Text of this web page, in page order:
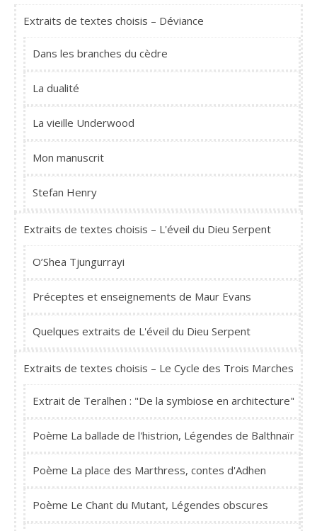
Extraits de textes choisis – Déviance
Dans les branches du cèdre
La dualité
La vieille Underwood
Mon manuscrit
Stefan Henry
Extraits de textes choisis – L'éveil du Dieu Serpent
O’Shea Tjungurrayi
Préceptes et enseignements de Maur Evans
Quelques extraits de L'éveil du Dieu Serpent
Extraits de textes choisis – Le Cycle des Trois Marches
Extrait de Teralhen : "De la symbiose en architecture"
Poème La ballade de l'histrion, Légendes de Balthnaïr
Poème La place des Marthress, contes d'Adhen
Poème Le Chant du Mutant, Légendes obscures